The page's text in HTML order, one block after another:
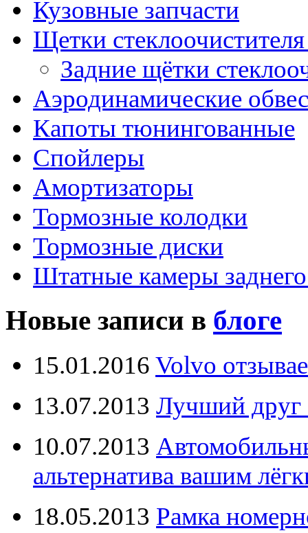
Кузовные запчасти
Щетки
Задние щётки
Аэродинамические
Капоты тюнингованные
Спойлеры
Амортизаторы
Тормозные колодки
Тормозные диски
Штатные камеры
Новые записи в блоге
15.01.2016 Volvo
13.07.2013 Лучший друг
10.07.2013
альтернатива вашим
18.05.2013 Рамка